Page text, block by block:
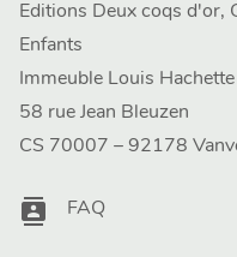
Editions Deux coqs d'or,
Enfants
Immeuble Louis Hachette
58 rue Jean Bleuzen
CS 70007 – 92178
contacts FAQ